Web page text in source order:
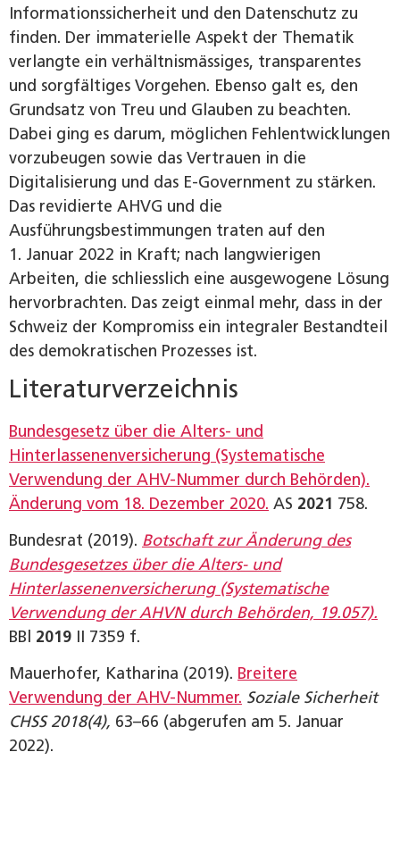
Informationssicherheit und den Datenschutz zu
finden. Der immaterielle Aspekt der Thematik
verlangte ein verhältnismässiges, transparentes
und sorgfältiges Vorgehen. Ebenso galt es, den
Grundsatz von Treu und Glauben zu beachten.
Dabei ging es darum, möglichen Fehlentwicklungen
vorzubeugen sowie das Vertrauen in die
Digitalisierung und das E-Government zu stärken.
Das revidierte AHVG und die
Ausführungsbestimmungen traten auf den
1. Januar 2022 in Kraft; nach langwierigen
Arbeiten, die schliesslich eine ausgewogene Lösung
hervorbrachten. Das zeigt einmal mehr, dass in der
Schweiz der Kompromiss ein integraler Bestandteil
des demokratischen Prozesses ist.
Literaturverzeichnis
Bundesgesetz über die Alters- und
Hinterlassenenversicherung (Systematische
Verwendung der AHV-Nummer durch Behörden).
Änderung vom 18. Dezember 2020. AS 2021 758.
Bundesrat (2019). Botschaft zur Änderung des
Bundesgesetzes über die Alters- und
Hinterlassenenversicherung (Systematische
Verwendung der AHVN durch Behörden, 19.057).
BBl 2019 II 7359 f.
Mauerhofer, Katharina (2019). Breitere
Verwendung der AHV-Nummer. Soziale Sicherheit
CHSS 2018(4), 63–66 (abgerufen am 5. Januar
2022).